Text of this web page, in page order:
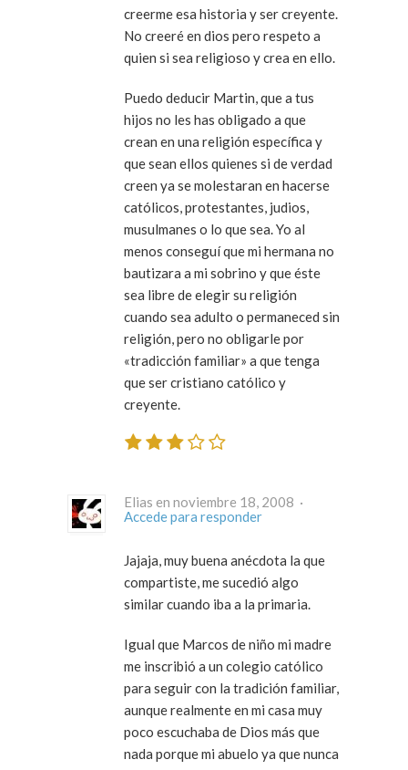
creerme esa historia y ser creyente.
No creeré en dios pero respeto a
quien si sea religioso y crea en ello.
Puedo deducir Martin, que a tus
hijos no les has obligado a que
crean en una religión específica y
que sean ellos quienes si de verdad
creen ya se molestaran en hacerse
católicos, protestantes, judios,
musulmanes o lo que sea. Yo al
menos conseguí que mi hermana no
bautizara a mi sobrino y que éste
sea libre de elegir su religión
cuando sea adulto o permaneced sin
religión, pero no obligarle por
«tradicción familiar» a que tenga
que ser cristiano católico y
creyente.
Elias en noviembre 18, 2008 ·
Accede para responder
Jajaja, muy buena anécdota la que
compartiste, me sucedió algo
similar cuando iba a la primaria.
Igual que Marcos de niño mi madre
me inscribió a un colegio católico
para seguir con la tradición familiar,
aunque realmente en mi casa muy
poco escuchaba de Dios más que
nada porque mi abuelo ya que nunca